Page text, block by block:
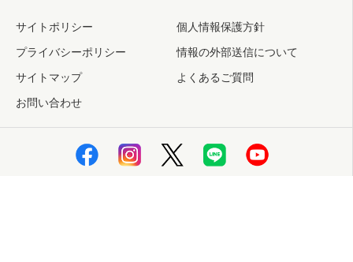
サイトポリシー
個人情報保護方針
プライバシーポリシー
情報の外部送信について
サイトマップ
よくあるご質問
お問い合わせ